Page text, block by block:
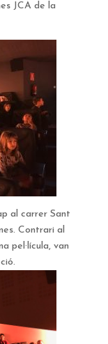
JCA de la
al carrer Sant
Contrari al
pel·lícula, van